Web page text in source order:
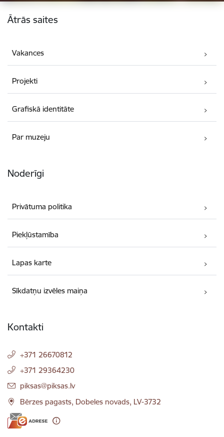
Kājene
Ātrās saites
Vakances
Projekti
Grafiskā identitāte
Par muzeju
Noderīgi
Privātuma politika
Piekļūstamība
Lapas karte
Sīkdatņu izvēles maiņa
Kontakti
+371 26670812
+371 29364230
E-pasts:
piksas@piksas.lv
Bērzes pagasts, Dobeles novads, LV-3732